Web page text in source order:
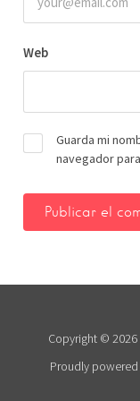
Web
Guarda mi
navegador
Copyright © 2026
Proudly